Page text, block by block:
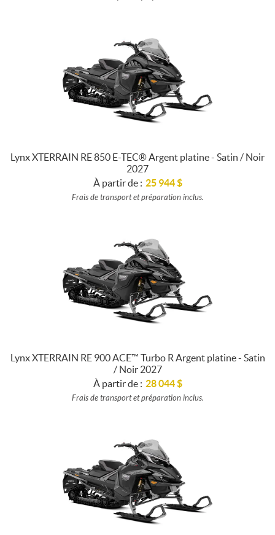
Lynx XTERRAIN RE 850 E-TEC® Argent platine - Satin / Noir
2027
À partir de : 25 944$
Frais de transport et préparation inclus.
Lynx XTERRAIN RE 900 ACE™ Turbo R Argent platine - Satin
/ Noir 2027
À partir de : 28 044$
Frais de transport et préparation inclus.